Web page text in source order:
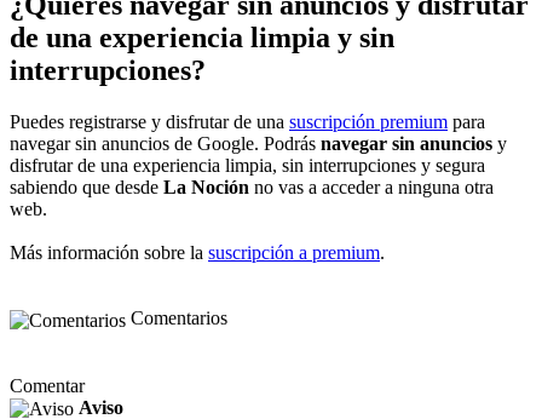
de una experiencia limpia y sin
interrupciones?
Puedes registrarse y disfrutar de una suscripción premium para
navegar sin anuncios de Google. Podrás navegar sin anuncios y
disfrutar de una experiencia limpia, sin interrupciones y segura
sabiendo que desde La Noción no vas a acceder a ninguna otra
web.
Más información sobre la suscripción a premium.
Comentarios
Comentar
Aviso